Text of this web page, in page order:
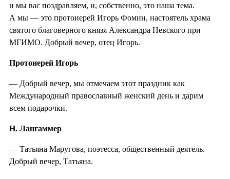
и мы вас поздравляем, и, собственно, это наша тема.
А мы — это протоиерей Игорь Фомин, настоятель храма
святого благоверного князя Александра Невского при
МГИМО. Добрый вечер, отец Игорь.
Протоиерей Игорь
— Добрый вечер, мы отмечаем этот праздник как
Международный православный женский день и дарим
всем подарочки.
Н. Лангаммер
— Татьяна Маругова, поэтесса, общественный деятель.
Добрый вечер, Татьяна.